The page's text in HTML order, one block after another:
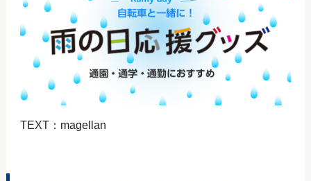
TEXT：magellan